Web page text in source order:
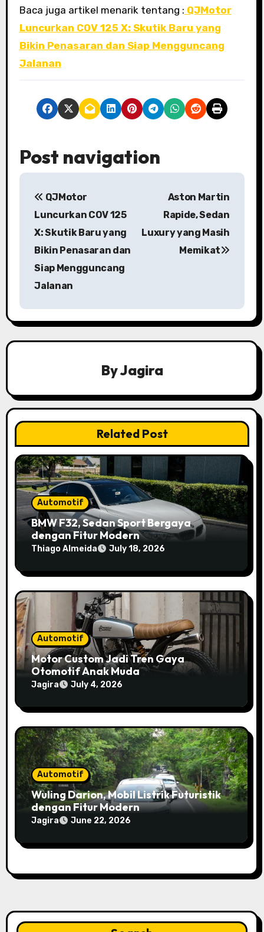
Baca juga artikel menarik tentang : QJMotor
Luncurkan COV 125 X: Skutik Baru yang
Bikin Penasaran dan Siap Mengguncang
Jalanan
Post navigation
QJMotor
Luncurkan COV 125
X: Skutik Baru yang
Bikin Penasaran dan
Siap Mengguncang
Jalanan
Aston Martin
Rapide, Sedan
Luxury yang Masih
Memikat
ByJagira
Related Post
Automotif
BMW F32, Sedan Sport Bergaya
dengan Fitur Modern
Thiago Almeida July 18, 2026
Automotif
Motor Custom Jadi Tren Gaya
Otomotif Anak Muda
Jagira July 4, 2026
Automotif
Wuling Darion, Mobil Listrik Futuristik
dengan Fitur Modern
Jagira June 22, 2026